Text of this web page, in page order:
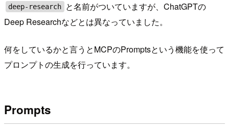
deep-research
と名前がついていますが、ChatGPTの
Deep Researchなどとは異なっていました。
何をしているかと言うとMCPのPromptsという機能を使って
プロンプトの生成を行っています。
Prompts